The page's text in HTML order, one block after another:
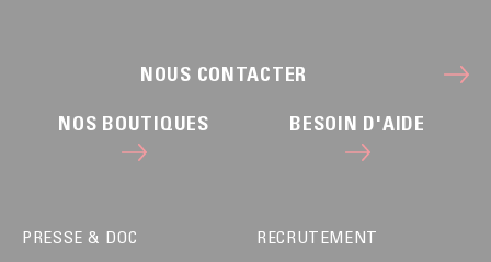
NOUS CONTACTER
NOS BOUTIQUES BESOIN D'AIDE
PRESSE & DOC
RECRUTEMENT